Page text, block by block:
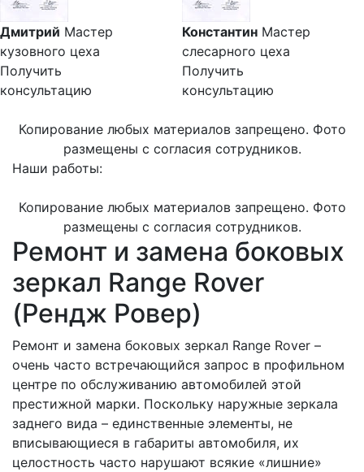
Дмитрий Мастер
кузовного цеха
Получить
консультацию
Константин Мастер
слесарного цеха
Получить
консультацию
Копирование любых материалов запрещено. Фото
размещены с согласия сотрудников.
Наши работы:
Копирование любых материалов запрещено. Фото
размещены с согласия сотрудников.
Ремонт и замена боковых
зеркал Range Rover
(Рендж Ровер)
Ремонт и замена боковых зеркал Range Rover –
очень часто встречающийся запрос в профильном
центре по обслуживанию автомобилей этой
престижной марки. Поскольку наружные зеркала
заднего вида – единственные элементы, не
вписывающиеся в габариты автомобиля, их
целостность часто нарушают всякие «лишние»